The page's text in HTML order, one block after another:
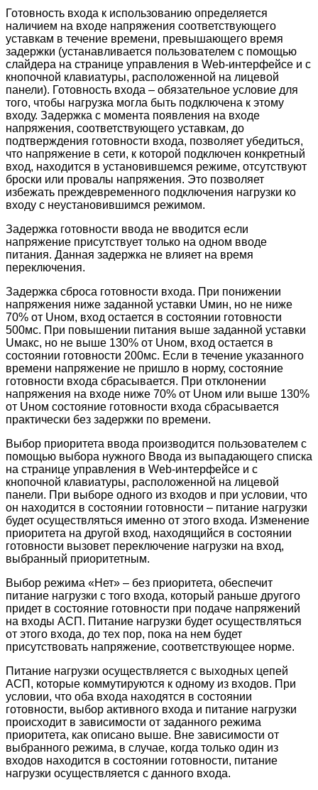
Готовность входа к использованию определяется
наличием на входе напряжения соответствующего
уставкам в течение времени, превышающего время
задержки (устанавливается пользователем с помощью
слайдера на странице управления в Web-интерфейсе и с
кнопочной клавиатуры, расположенной на лицевой
панели). Готовность входа – обязательное условие для
того, чтобы нагрузка могла быть подключена к этому
входу. Задержка с момента появления на входе
напряжения, соответствующего уставкам, до
подтверждения готовности входа, позволяет убедиться,
что напряжение в сети, к которой подключен конкретный
вход, находится в установившемся режиме, отсутствуют
броски или провалы напряжения. Это позволяет
избежать преждевременного подключения нагрузки ко
входу с неустановившимся режимом.
Задержка готовности ввода не вводится если
напряжение присутствует только на одном вводе
питания. Данная задержка не влияет на время
переключения.
Задержка сброса готовности входа. При понижении
напряжения ниже заданной уставки Uмин, но не ниже
70% от Uном, вход остается в состоянии готовности
500мс. При повышении питания выше заданной уставки
Uмакс, но не выше 130% от Uном, вход остается в
состоянии готовности 200мс. Если в течение указанного
времени напряжение не пришло в норму, состояние
готовности входа сбрасывается. При отклонении
напряжения на входе ниже 70% от Uном или выше 130%
от Uном состояние готовности входа сбрасывается
практически без задержки по времени.
Выбор приоритета ввода производится пользователем с
помощью выбора нужного Ввода из выпадающего списка
на странице управления в Web-интерфейсе и с
кнопочной клавиатуры, расположенной на лицевой
панели. При выборе одного из входов и при условии, что
он находится в состоянии готовности – питание нагрузки
будет осуществляться именно от этого входа. Изменение
приоритета на другой вход, находящийся в состоянии
готовности вызовет переключение нагрузки на вход,
выбранный приоритетным.
Выбор режима «Нет» – без приоритета, обеспечит
питание нагрузки с того входа, который раньше другого
придет в состояние готовности при подаче напряжений
на входы АСП. Питание нагрузки будет осуществляться
от этого входа, до тех пор, пока на нем будет
присутствовать напряжение, соответствующее норме.
Питание нагрузки осуществляется с выходных цепей
АСП, которые коммутируются к одному из входов. При
условии, что оба входа находятся в состоянии
готовности, выбор активного входа и питание нагрузки
происходит в зависимости от заданного режима
приоритета, как описано выше. Вне зависимости от
выбранного режима, в случае, когда только один из
входов находится в состоянии готовности, питание
нагрузки осуществляется с данного входа.